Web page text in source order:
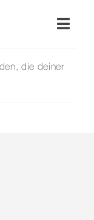
die deiner